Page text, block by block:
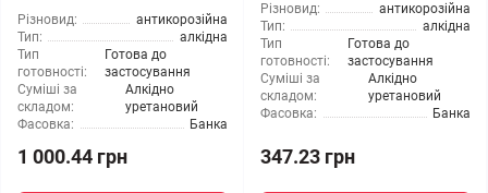
Різновид:
антикорозійна
Тип:
алкідна
Тип
готовності:
Готова до
застосування
Суміші за
складом:
Алкідно
уретановий
Фасовка:
Банка
1 000.44 грн
Різновид:
антикорозійна
Тип:
алкідна
Тип
готовності:
Готова до
застосування
Суміші за
складом:
Алкідно
уретановий
Фасовка:
Банка
347.23 грн